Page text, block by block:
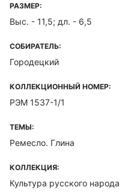
РАЗМЕР:
Выс. - 11,5; дл. - 6,5
СОБИРАТЕЛЬ:
Городецкий
КОЛЛЕКЦИОННЫЙ НОМЕР:
РЭМ 1537-1/1
ТЕМЫ:
Ремесло. Глина
КОЛЛЕКЦИЯ:
Культура русского народа